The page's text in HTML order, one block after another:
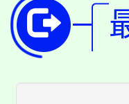
開!
115年
田徑場
桃園
視費
大園